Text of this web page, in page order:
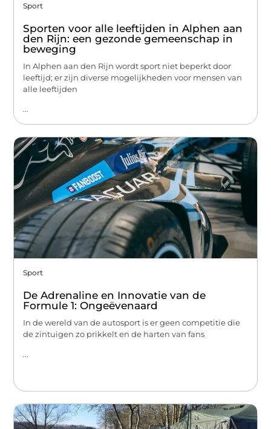
Sport
Sporten voor alle leeftijden in Alphen aan
den Rijn: een gezonde gemeenschap in
beweging
In Alphen aan den Rijn wordt sport niet beperkt door
leeftijd; er zijn diverse mogelijkheden voor mensen van
alle leeftijden
...
Sport
De Adrenaline en Innovatie van de
Formule 1: Ongeëvenaard
In de wereld van de autosport is er geen competitie die
de zintuigen zo prikkelt en de harten van fans
...